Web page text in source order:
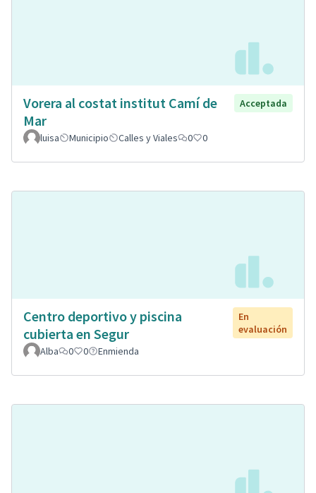
Vorera al costat institut Camí de
Mar
Acceptada
luisa Municipio Calles y Viales 0 0
Centro deportivo y piscina
cubierta en Segur
En
evaluación
Alba
0 0 Enmienda